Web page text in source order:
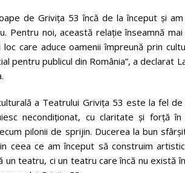
de Grivița 53 încă de la început și
Pentru noi, această relație înseamnă
loc care aduce oamenii împreună prin
pentru publicul din România”, a declarat
a Teatrului Grivița 53 este la fel
necondiționat, cu claritate și forță
pilonii de sprijin. Ducerea la bun
ceea ce am început să construim
un teatru, ci un teatru care încă nu există